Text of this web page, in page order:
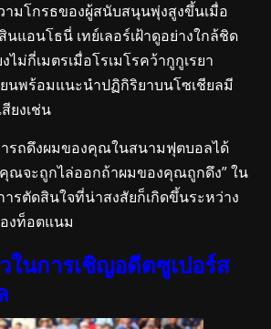
มโกรธของผู้สนับสนุนพุ่งสูงขึ้นเมื่อ
แอนโธนี่ เทย์เลอร์เฝ้าดูอย่างใกล้ชิด
ไม่กี่เมตรเมื่อโรเมโรคว้ากูกูเรยา
ยนพร้อมแนะนำปฏิกิริยาบนโซเชียลมี
ยงเช่น
รถดึงผมของคุณในสนามฟุตบอลได้
คุณจะถูกไล่ออกถ้าผมของคุณถูกดึง” ใน
รตัดสินใจที่น่าสงสัยก็เกิดขึ้นระหว่าง
งท็อตแนม
ในการเชิญอดีตซูเปอร์ส